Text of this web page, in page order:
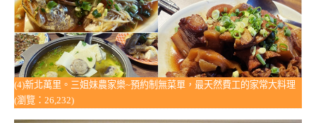
(4)新北萬里。三姐妹農家樂~預約制無菜單，最天然費工的家常大料理
(瀏覽：26,232)